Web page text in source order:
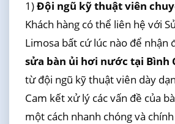
1)Đội ngũ kỹ thuật viên
Khách hàng có thể liên hệ với
Limosa bất cứ lúc nào để nhận
sửa bàn ủi hơi nước tại Bình
từ đội ngũ kỹ thuật viên dày
Cam kết xử lý các vấn đề của
một cách nhanh chóng và